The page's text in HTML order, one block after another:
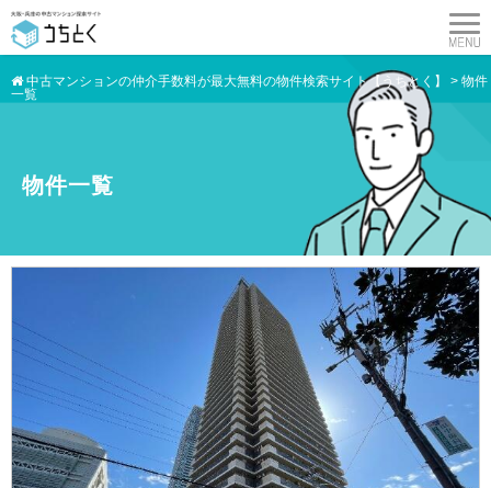
中古マンションの仲介手数料が最大無料の物件検索サイト【うちとく】 > 物件
一覧
物件一覧